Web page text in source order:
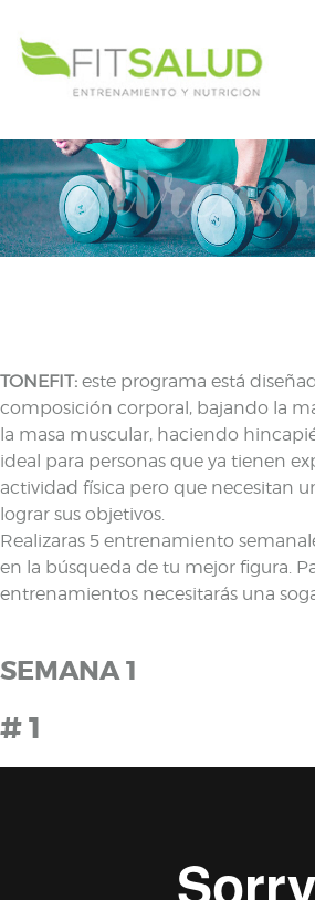
TONEFIT: este programa está
composición corporal, bajando la
la masa muscular, haciendo
ideal para personas que ya tienen
actividad física pero que necesitan
lograr sus objetivos.
Realizaras 5 entrenamiento
en la búsqueda de tu mejor figura.
entrenamientos necesitarás una
SEMANA 1
# 1